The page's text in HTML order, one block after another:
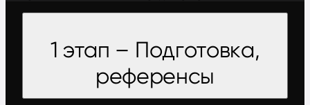
1 этап – Подготовка,
референсы